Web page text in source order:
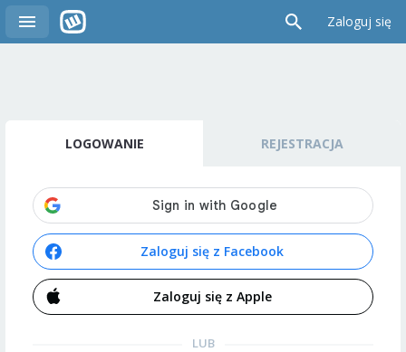
Zaloguj się
LOGOWANIE REJESTRACJA
Zaloguj się z Facebook
Zaloguj się z Apple
LUB